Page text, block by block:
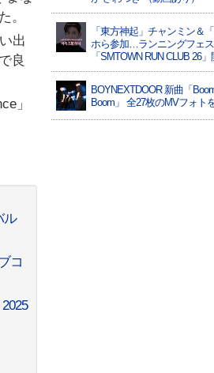
。
出
良
」
ル
コ
「東方神起」チャンミン＆
ホら参加…ランニングフェ
「SMTOWN RUN CLUB 26
BOYNEXTDOOR 新曲「
Boom」 全27枚のMVフォト